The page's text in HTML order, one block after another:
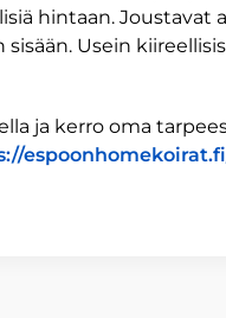
hintaan. Joustavat
Usein
ja kerro oma